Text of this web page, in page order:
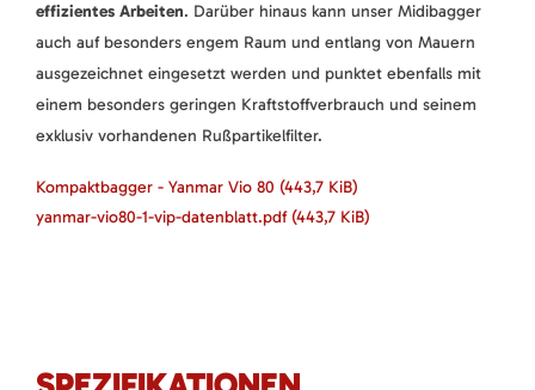
effizientes Arbeiten. Darüber hinaus kann unser Midibagger
auch auf besonders engem Raum und entlang von Mauern
ausgezeichnet eingesetzt werden und punktet ebenfalls mit
einem besonders geringen Kraftstoffverbrauch und seinem
exklusiv vorhandenen Rußpartikelfilter.
Kompaktbagger - Yanmar Vio 80 (443,7 KiB)
yanmar-vio80-1-vip-datenblatt.pdf (443,7 KiB)